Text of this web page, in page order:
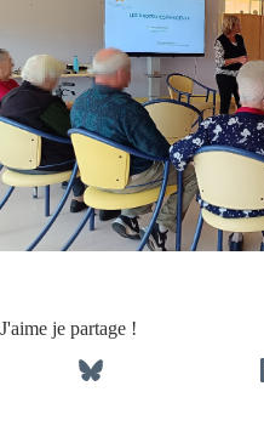
J'aime je partage !